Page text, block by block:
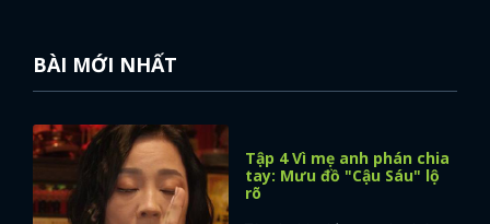
BÀI MỚI NHẤT
Tập 4 Vì mẹ anh phán chia
tay: Mưu đồ "Cậu Sáu" lộ
rõ